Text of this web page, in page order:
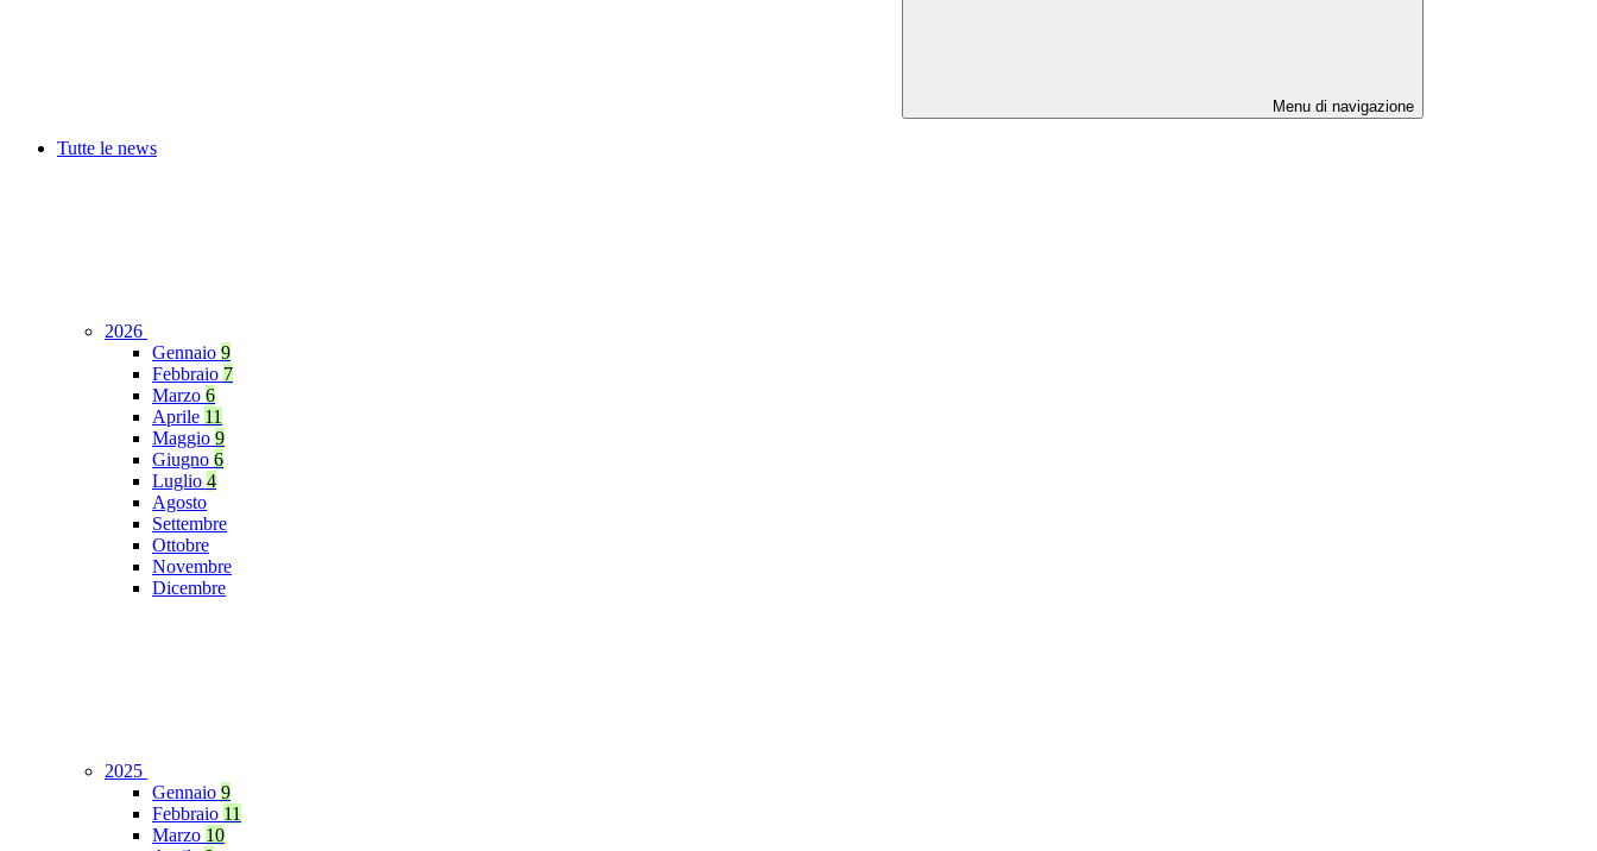
Menu di navigazione
Tutte le news
2026
Gennaio 9
Febbraio 7
Marzo 6
Aprile 11
Maggio 9
Giugno 6
Luglio 4
Agosto
Settembre
Ottobre
Novembre
Dicembre
2025
Gennaio 9
Febbraio 11
Marzo 10